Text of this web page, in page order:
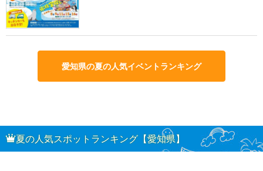
愛知県の夏の人気イベントランキング
夏の人気スポットランキング【愛知県】